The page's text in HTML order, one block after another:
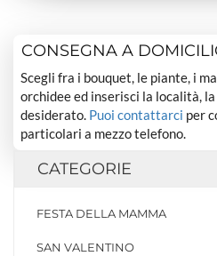
CONSEGNA A
Scegli fra i bouquet, le piante, i
orchidee ed inserisci la località,
desiderato. Puoi contattarci per
particolari a mezzo telefono.
CATEGORIE
FESTA DELLA MAMMA
SAN VALENTINO